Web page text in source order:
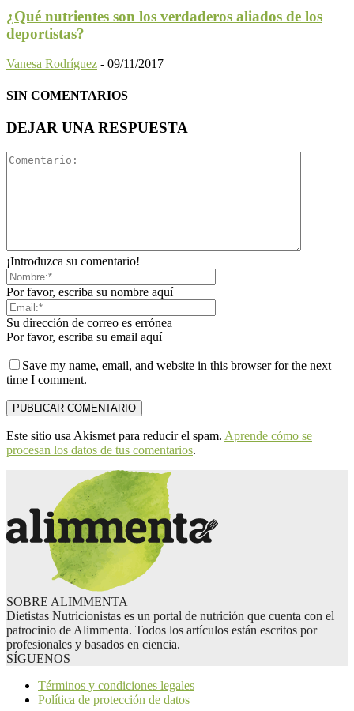
¿Qué nutrientes son los verdaderos aliados de los
deportistas?
Vanesa Rodríguez - 09/11/2017
SIN COMENTARIOS
DEJAR UNA RESPUESTA
¡Introduzca su comentario!
Por favor, escriba su nombre aquí
Su dirección de correo es errónea
Por favor, escriba su email aquí
Save my name, email, and website in this browser for the next
time I comment.
Este sitio usa Akismet para reducir el spam. Aprende cómo se
procesan los datos de tus comentarios.
SOBRE ALIMMENTA
Dietistas Nutricionistas es un portal de nutrición que cuenta con el
patrocinio de Alimmenta. Todos los artículos están escritos por
profesionales y basados en ciencia.
SÍGUENOS
Términos y condiciones legales
Política de protección de datos